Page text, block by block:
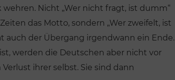
Nicht „Wer nicht fragt, ist dumm“
das Motto, sondern „Wer zweifelt, ist
auch der Übergang irgendwann ein Ende.
werden die Deutschen aber nicht vor
ihrer selbst. Sie sind dann